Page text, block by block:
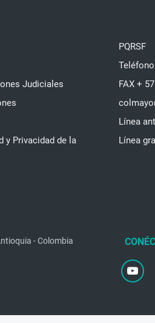
Judiciales
y Privacidad de la
PQRSF
FAX +
Línea
Línea
- Colombia